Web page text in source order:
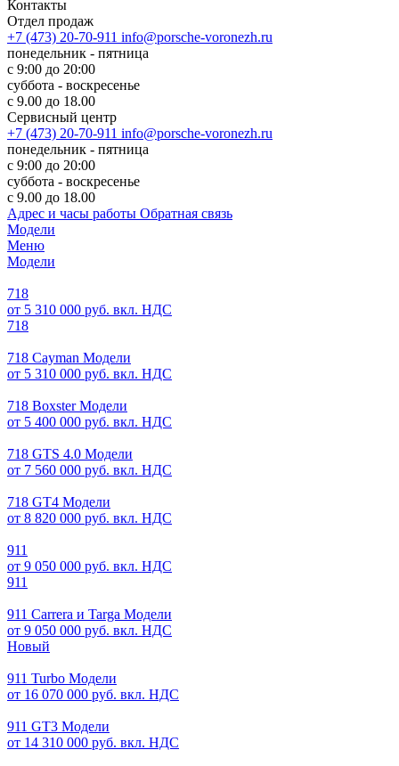
Контакты
Отдел продаж
+7 (473) 20-70-911 info@porsche-voronezh.ru
понедельник - пятница
с 9:00 до 20:00
суббота - воскресенье
с 9.00 до 18.00
Сервисный центр
+7 (473) 20-70-911 info@porsche-voronezh.ru
понедельник - пятница
с 9:00 до 20:00
суббота - воскресенье
с 9.00 до 18.00
Адрес и часы работы Обратная связь
Модели
Меню
Модели
718
от 5 310 000 руб. вкл. НДС
718
718 Cayman Модели
от 5 310 000 руб. вкл. НДС
718 Boxster Модели
от 5 400 000 руб. вкл. НДС
718 GTS 4.0 Модели
от 7 560 000 руб. вкл. НДС
718 GT4 Модели
от 8 820 000 руб. вкл. НДС
911
от 9 050 000 руб. вкл. НДС
911
911 Carrera и Targa Модели
от 9 050 000 руб. вкл. НДС
Новый
911 Turbo Модели
от 16 070 000 руб. вкл. НДС
911 GT3 Модели
от 14 310 000 руб. вкл. НДС